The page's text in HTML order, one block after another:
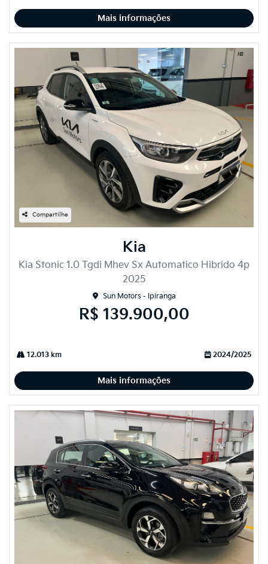
Mais informações
Compartilhe
Kia
Kia Stonic 1.0 Tgdi Mhev Sx Automatico Hibrido 4p
2025
Sun Motors - Ipiranga
R$ 139.900,00
12.013 km 2024/2025
Mais informações